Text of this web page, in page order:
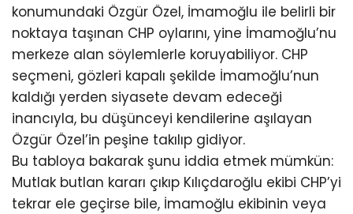
konumundaki Özgür Özel, İmamoğlu ile belirli bir
noktaya taşınan CHP oylarını, yine İmamoğlu’nu
merkeze alan söylemlerle koruyabiliyor. CHP
seçmeni, gözleri kapalı şekilde İmamoğlu’nun
kaldığı yerden siyasete devam edeceği
inancıyla, bu düşünceyi kendilerine aşılayan
Özgür Özel’in peşine takılıp gidiyor.
Bu tabloya bakarak şunu iddia etmek mümkün:
Mutlak butlan kararı çıkıp Kılıçdaroğlu ekibi CHP’yi
tekrar ele geçirse bile, İmamoğlu ekibinin veya